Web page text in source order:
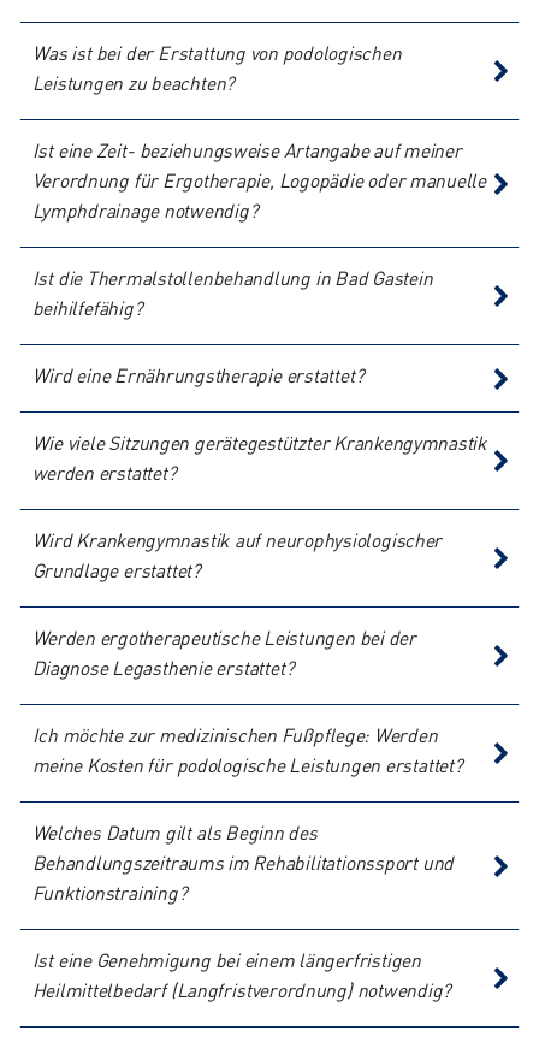
Was ist bei der Erstattung von podologischen
Leistungen zu beachten?
Ist eine Zeit- beziehungsweise Artangabe auf meiner
Verordnung für Ergotherapie, Logopädie oder manuelle
Lymphdrainage notwendig?
Ist die Thermalstollenbehandlung in Bad Gastein
beihilfefähig?
Wird eine Ernährungstherapie erstattet?
Wie viele Sitzungen gerätegestützter Krankengymnastik
werden erstattet?
Wird Krankengymnastik auf neurophysiologischer
Grundlage erstattet?
Werden ergotherapeutische Leistungen bei der
Diagnose Legasthenie erstattet?
Ich möchte zur medizinischen Fußpflege: Werden
meine Kosten für podologische Leistungen erstattet?
Welches Datum gilt als Beginn des
Behandlungszeitraums im Rehabilitationssport und
Funktionstraining?
Ist eine Genehmigung bei einem längerfristigen
Heilmittelbedarf (Langfristverordnung) notwendig?